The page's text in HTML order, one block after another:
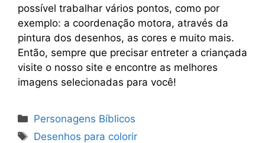
possível trabalhar vários pontos, como por
exemplo: a coordenação motora, através da
pintura dos desenhos, as cores e muito mais.
Então, sempre que precisar entreter a criançada
visite o nosso site e encontre as melhores
imagens selecionadas para você!
Categorias
Personagens Bíblicos
Tags
Desenhos para colorir